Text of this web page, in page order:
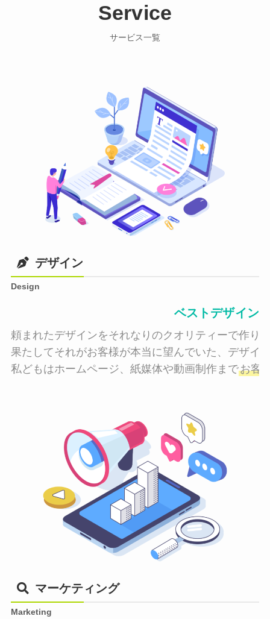
Service
サービス一覧
デザイン
Design
ベストデザイン
頼まれたデザインをそれなりのクオリティーで作り
果たしてそれがお客様が本当に望んでいた、デザイ
私どもはホームページ、紙媒体や動画制作までお客
マーケティング
Marketing